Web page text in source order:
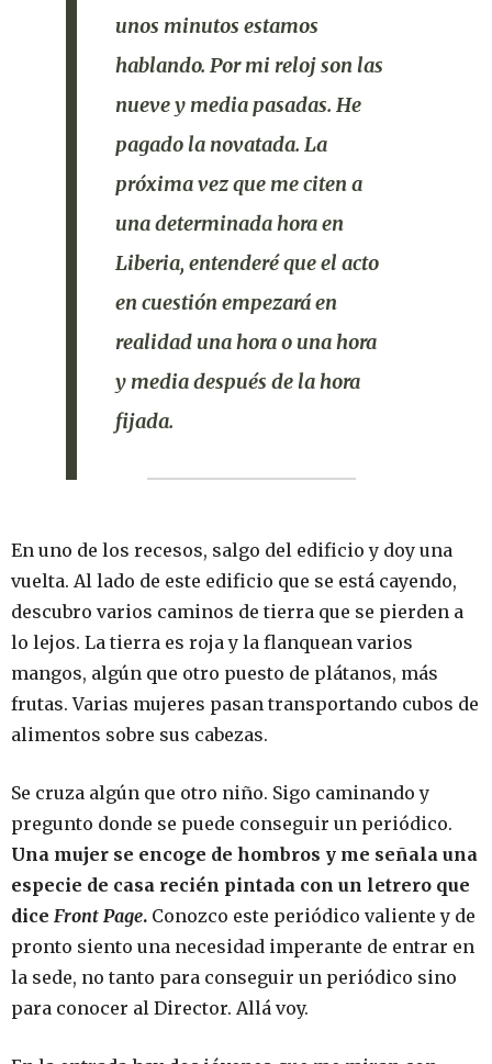
unos minutos estamos
hablando. Por mi reloj son las
nueve y media pasadas. He
pagado la novatada. La
próxima vez que me citen a
una determinada hora en
Liberia, entenderé que el acto
en cuestión empezará en
realidad una hora o una hora
y media después de la hora
fijada.
En uno de los recesos, salgo del edificio y doy una
vuelta. Al lado de este edificio que se está cayendo,
descubro varios caminos de tierra que se pierden a
lo lejos. La tierra es roja y la flanquean varios
mangos, algún que otro puesto de plátanos, más
frutas. Varias mujeres pasan transportando cubos de
alimentos sobre sus cabezas.
Se cruza algún que otro niño. Sigo caminando y
pregunto donde se puede conseguir un periódico.
Una mujer se encoge de hombros y me señala una
especie de casa recién pintada con un letrero que
dice Front Page. Conozco este periódico valiente y de
pronto siento una necesidad imperante de entrar en
la sede, no tanto para conseguir un periódico sino
para conocer al Director. Allá voy.